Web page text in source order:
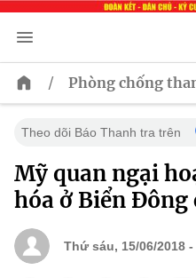
/ Phòng chống
Theo dõi Báo Thanh tra trên
Mỹ quan ngại
hóa ở Biển Đông
Thứ sáu, 15/06/2018 -